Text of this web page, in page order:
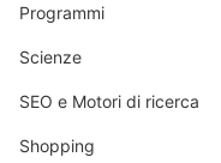
Programmi
Scienze
SEO e Motori di ricerca
Shopping